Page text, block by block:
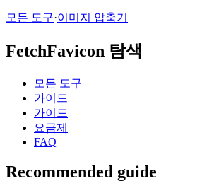
모든 도구·이미지 압축기
FetchFavicon 탐색
모든 도구
가이드
가이드
요금제
FAQ
Recommended guide